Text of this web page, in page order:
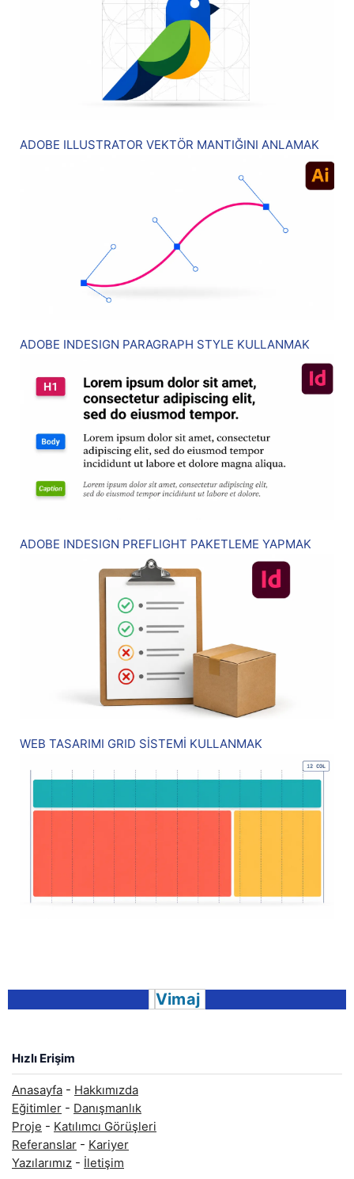
ADOBE ILLUSTRATOR VEKTÖR MANTIĞINI ANLAMAK
ADOBE INDESIGN PARAGRAPH STYLE KULLANMAK
ADOBE INDESIGN PREFLIGHT PAKETLEME YAPMAK
WEB TASARIMI GRID SİSTEMİ KULLANMAK
Vimaj
Hızlı Erişim
Anasayfa - Hakkımızda
Eğitimler - Danışmanlık
Proje - Katılımcı Görüşleri
Referanslar - Kariyer
Yazılarımız - İletişim